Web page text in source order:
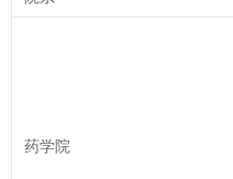
药学院